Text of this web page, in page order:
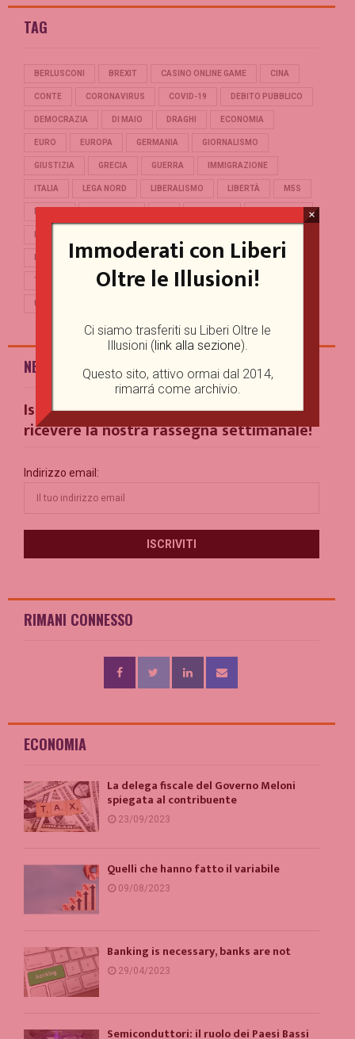
TAG
BERLUSCONI BREXIT CASINO ONLINE GAME CINA
CONTE CORONAVIRUS COVID-19 DEBITO PUBBLICO
DEMOCRAZIA DI MAIO DRAGHI ECONOMIA
EURO EUROPA GERMANIA GIORNALISMO
GIUSTIZIA GRECIA GUERRA IMMIGRAZIONE
ITALIA LEGA NORD LIBERALISMO LIBERTÀ M5S
SALVINI SCUOLA STORIA TERRORISMO
TRUMP TURCHIA UCRAINA UE
UNIONE EUROPEA
NEWSLETTER
Iscriviti alla nostra Mailing List per
ricevere la nostra rassegna settimanale!
Indirizzo email:
RIMANI CONNESSO
ECONOMIA
La delega fiscale del Governo Meloni
spiegata al contribuente
23/09/2023
Quelli che hanno fatto il variabile
09/08/2023
Banking is necessary, banks are not
29/04/2023
Semiconduttori: il ruolo dei Paesi Bassi
Immoderati con Liberi
Oltre le Illusioni!
Ci siamo trasferiti su Liberi Oltre le
Illusioni (link alla sezione).
Questo sito, attivo ormai dal 2014,
rimarrá come archivio.
×